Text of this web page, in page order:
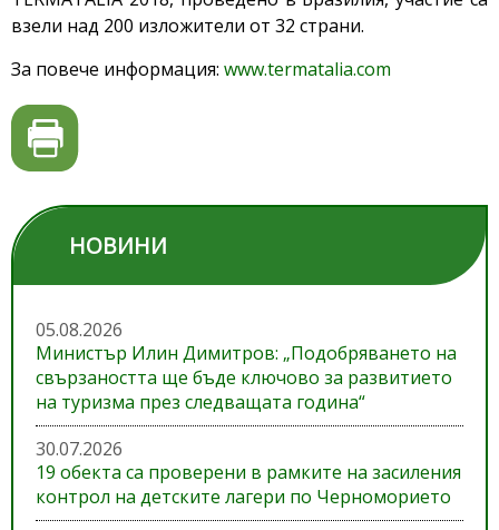
взели над 200 изложители от 32 страни.
За повече информация: www.termatalia.com
НОВИНИ
05.08.2026
Министър Илин Димитров: „Подобряването на
свързаността ще бъде ключово за развитието
на туризма през следващата година“
30.07.2026
19 обекта са проверени в рамките на засиления
контрол на детските лагери по Черноморието